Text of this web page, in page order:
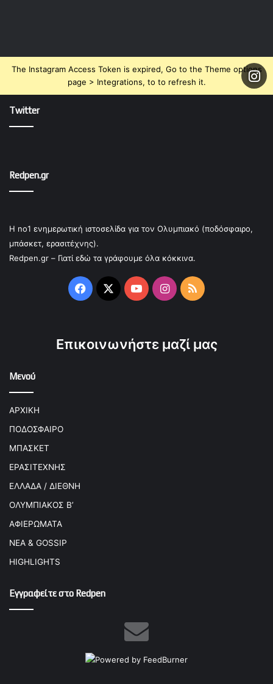
The Instagram Access Token is expired, Go to the Theme options
page > Integrations, to to refresh it.
Twitter
Redpen.gr
Η no1 ενημερωτική ιστοσελίδα για τον Ολυμπιακό (ποδόσφαιρο,
μπάσκετ, ερασιτέχνης).
Redpen.gr – Γιατί εδώ τα γράφουμε όλα κόκκινα.
Facebook
X YouTubeInstagram
RSS
Επικοινωνήστε μαζί μας
Μενού
ΑΡΧΙΚΗ
ΠΟΔΟΣΦΑΙΡΟ
ΜΠΑΣΚΕΤ
ΕΡΑΣΙΤΕΧΝΗΣ
ΕΛΛΑΔΑ / ΔΙΕΘΝΗ
ΟΛΥΜΠΙΑΚΟΣ Β’
ΑΦΙΕΡΩΜΑΤΑ
ΝΕΑ & GOSSIP
HIGHLIGHTS
Εγγραφείτε στο Redpen